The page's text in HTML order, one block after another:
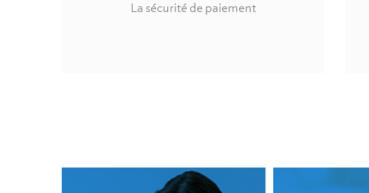
La sécurité de paiement